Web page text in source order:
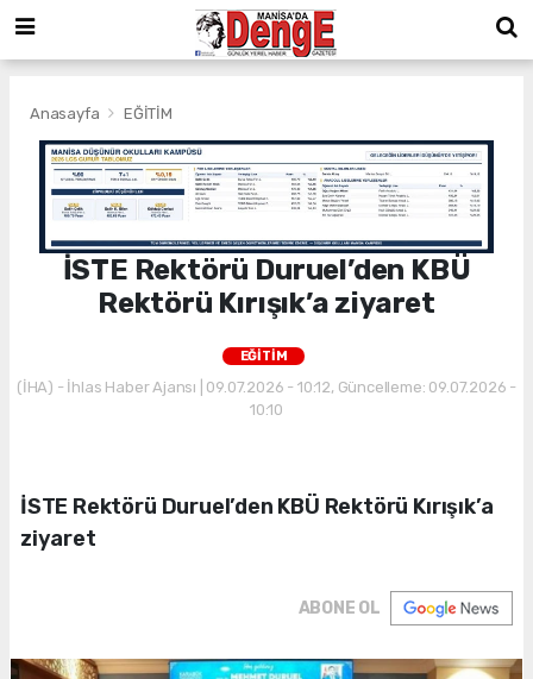
Anasayfa EĞİTİM
İSTE Rektörü Duruel’den KBÜ
Rektörü Kırışık’a ziyaret
EĞİTİM
(İHA) - İhlas Haber Ajansı | 09.07.2026 - 10:12, Güncelleme: 09.07.2026 -
10:10
İSTE Rektörü Duruel’den KBÜ Rektörü Kırışık’a
ziyaret
ABONE OL